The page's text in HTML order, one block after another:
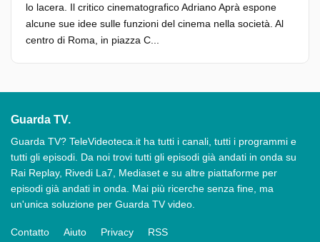
lo lacera. Il critico cinematografico Adriano Aprà espone
alcune sue idee sulle funzioni del cinema nella società. Al
centro di Roma, in piazza C...
Guarda TV.
Guarda TV? TeleVideoteca.it ha tutti i canali, tutti i programmi e
tutti gli episodi. Da noi trovi tutti gli episodi già andati in onda su
Rai Replay, Rivedi La7, Mediaset e su altre piattaforme per
episodi già andati in onda. Mai più ricerche senza fine, ma
un'unica soluzione per Guarda TV video.
Contatto Aiuto Privacy RSS